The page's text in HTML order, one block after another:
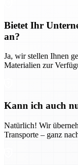
Bietet Ihr
an?
Ja, wir stellen Ihnen
Materialien zur
Kann ich auch
Natürlich! Wir
Transporte – ganz